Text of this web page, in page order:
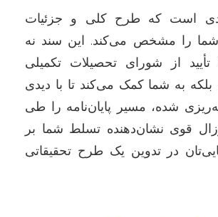
است که طرح کلی و جزئیات
شما را مشخص می‌کند. این سند نه
تأیید از شورای تحصیلات تکمیلی
به شما کمک می‌کند تا با دیدی
شده، مسیر پایان‌نامه را طی
قوی نشان‌دهنده تسلط شما بر
در تدوین یک طرح تحقیقاتی